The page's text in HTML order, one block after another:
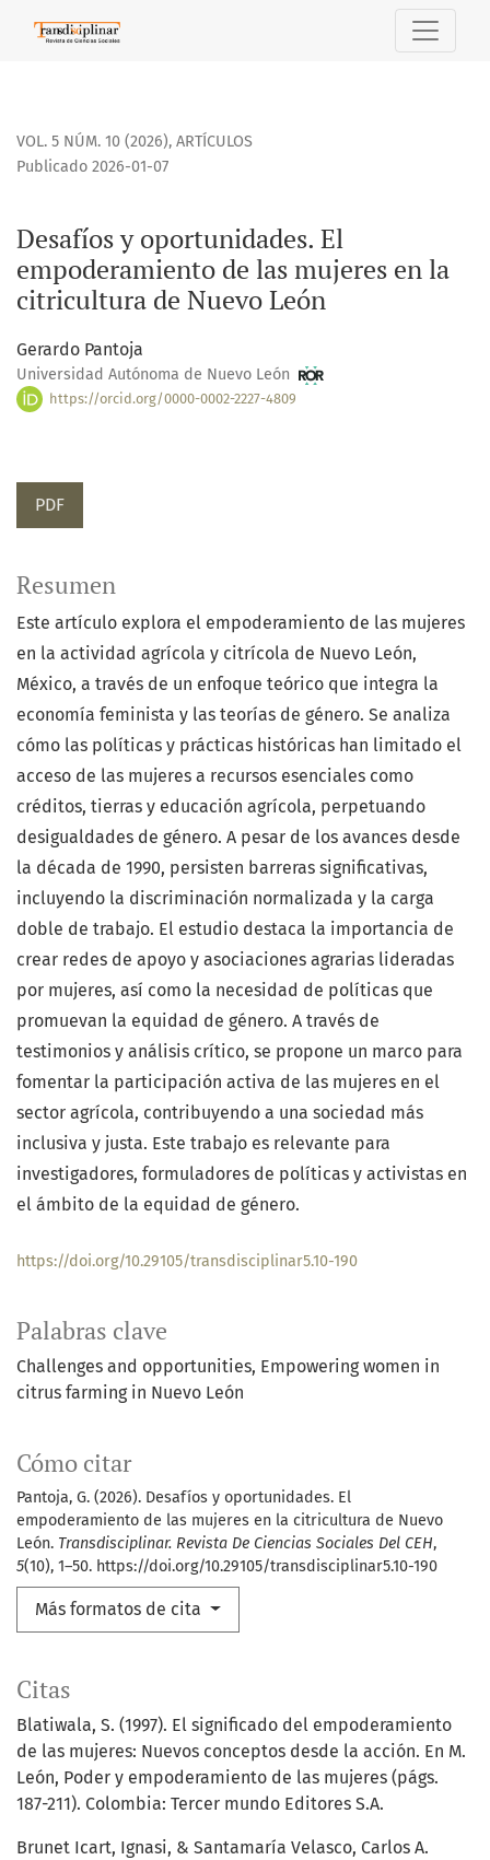
Desafíos y oportunidades. El empoderamiento de las
VOL. 5 NÚM. 10 (2026), ARTÍCULOS
Desafíos y oportunidades. El
empoderamiento de las mujeres en la
citricultura de Nuevo León
Publicado 2026-01-07
Gerardo Pantoja
Universidad Autónoma de Nuevo León
https://orcid.org/0000-0002-2227-4809
PDF
Palabras clave
Challenges and opportunities Empowering women in
citrus farming in Nuevo León
Cómo citar
Pantoja, G. (2026). Desafíos y oportunidades. El
empoderamiento de las mujeres en la citricultura de Nuevo
León. Transdisciplinar. Revista De Ciencias Sociales Del CEH,
5(10), 1–50. https://doi.org/10.29105/transdisciplinar5.10-190
Más formatos de cita
Resumen
Este artículo explora el empoderamiento de las mujeres
en la actividad agrícola y citrícola de Nuevo León,
México, a través de un enfoque teórico que integra la
economía feminista y las teorías de género. Se analiza
cómo las políticas y prácticas históricas han limitado el
acceso de las mujeres a recursos esenciales como
créditos, tierras y educación agrícola, perpetuando
desigualdades de género. A pesar de los avances desde
la década de 1990, persisten barreras significativas,
incluyendo la discriminación normalizada y la carga
doble de trabajo. El estudio destaca la importancia de
crear redes de apoyo y asociaciones agrarias lideradas
por mujeres, así como la necesidad de políticas que
promuevan la equidad de género. A través de
testimonios y análisis crítico, se propone un marco para
fomentar la participación activa de las mujeres en el
sector agrícola, contribuyendo a una sociedad más
inclusiva y justa. Este trabajo es relevante para
investigadores, formuladores de políticas y activistas en
el ámbito de la equidad de género.
https://doi.org/10.29105/transdisciplinar5.10-190
Citas
Blatiwala, S. (1997). El significado del empoderamiento
de las mujeres: Nuevos conceptos desde la acción. En M.
León, Poder y empoderamiento de las mujeres (págs.
187-211). Colombia: Tercer mundo Editores S.A.
Brunet Icart, Ignasi, & Santamaría Velasco, Carlos A.